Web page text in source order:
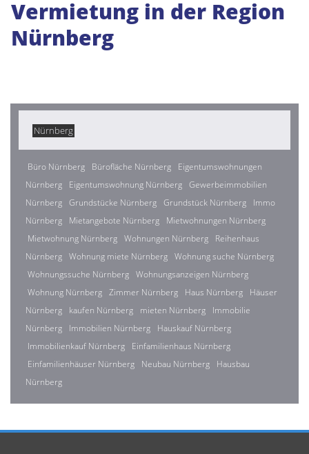
Vermietung in der Region
Nürnberg
Nürnberg
Büro Nürnberg Bürofläche Nürnberg
Eigentumswohnungen
Nürnberg
Eigentumswohnung Nürnberg Gewerbeimmobilien
Nürnberg Grundstücke Nürnberg Grundstück Nürnberg
Immo
Nürnberg
Mietangebote Nürnberg
Mietwohnungen Nürnberg
Mietwohnung Nürnberg Wohnungen Nürnberg
Reihenhaus
Nürnberg Wohnung miete Nürnberg Wohnung suche Nürnberg
Wohnungssuche Nürnberg Wohnungsanzeigen Nürnberg
Wohnung Nürnberg Zimmer Nürnberg Haus Nürnberg
Häuser
Nürnberg
kaufen Nürnberg mieten Nürnberg
Immobilie
Nürnberg
Immobilien Nürnberg
Hauskauf Nürnberg
Immobilienkauf Nürnberg
Einfamilienhaus Nürnberg
Einfamilienhäuser Nürnberg
Neubau Nürnberg
Hausbau
Nürnberg